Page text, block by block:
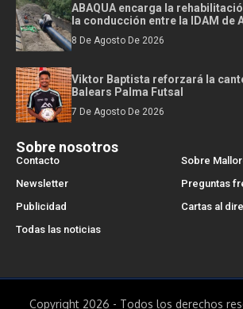
ABAQUA encarga la
la conducción entre la IDAM de
8 De Agosto De 2026
Viktor Baptista reforzará la
Balears Palma Futsal
7 De Agosto De 2026
Sobre nosotros
Contacto
Sobre
Newsletter
Preguntas
Publicidad
Cartas al
Todas las noticias
Copyright 2026 - Todos los derechos